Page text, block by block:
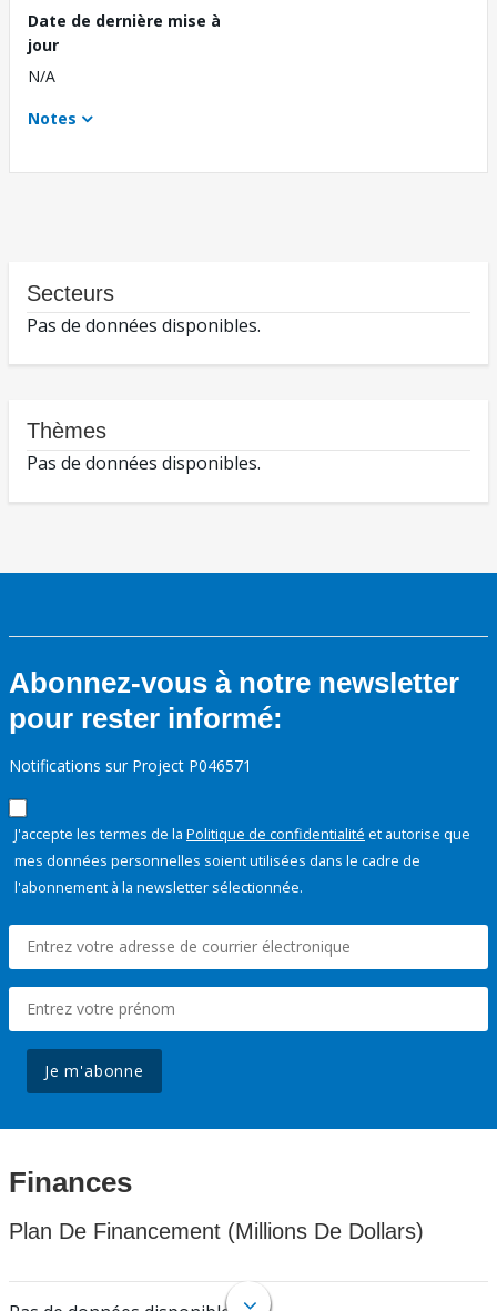
Date de dernière mise à
jour
N/A
Notes
Secteurs
Pas de données disponibles.
Thèmes
Pas de données disponibles.
Abonnez-vous à notre newsletter
pour rester informé:
Notifications sur Project P046571
J'accepte les termes de la Politique de confidentialité et autorise que
mes données personnelles soient utilisées dans le cadre de
l'abonnement à la newsletter sélectionnée.
Je m'abonne
Finances
Plan De Financement (Millions De Dollars)